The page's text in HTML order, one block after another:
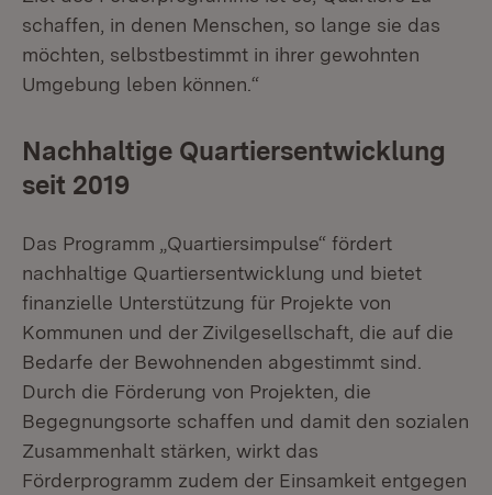
schaffen, in denen Menschen, so lange sie das
möchten, selbstbestimmt in ihrer gewohnten
Umgebung leben können.“
Nachhaltige Quartiersentwicklung
seit 2019
Das Programm „Quartiersimpulse“ fördert
nachhaltige Quartiersentwicklung und bietet
finanzielle Unterstützung für Projekte von
Kommunen und der Zivilgesellschaft, die auf die
Bedarfe der Bewohnenden abgestimmt sind.
Durch die Förderung von Projekten, die
Begegnungsorte schaffen und damit den sozialen
Zusammenhalt stärken, wirkt das
Förderprogramm zudem der Einsamkeit entgegen